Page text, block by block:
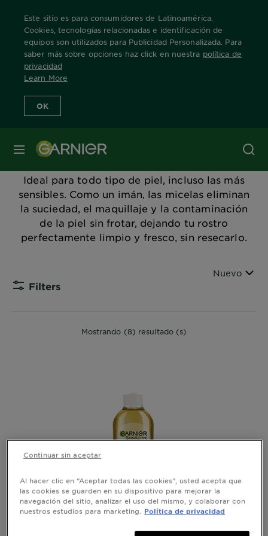
Este sitio es para consumidores de Latinoamérica.
Cookies, tecnologías relacionadas e identificación de
equipos son utilizados para Publicidad Personalizada. Para
saber más sobre opciones haz click en nuestra política de
privacidad
Learn More
OK
MENÚ
Home Productos
desmaquilla y tonifica rostro, ojos y labios,
Ideal para todo tipo de piel, incluso las más
sensibles. Como un imán, las micelas eliminan
la suciedad, el maquillaje y la contaminación
de la piel sin frotar, dejando tu rostro
perfectamente limpio y fresco, sin resecarlo.
Filters
Ordenar por
Nuevo
Mostrando (8) resultado (s)
GARNIER AGUA MICELAR BIFÁSICA
Al hacer clic en “Aceptar todas las cookies”, usted acepta que
las cookies se guarden en su dispositivo para mejorar la
navegación del sitio, analizar el uso del mismo, y colaborar con
nuestros estudios para marketing.
Política de privacidad
Continuar sin aceptar